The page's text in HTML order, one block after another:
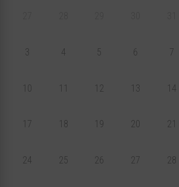
3 4 5 6 7
10 11 12 13 14
17 18 19 20 21
24 25 26 27 28